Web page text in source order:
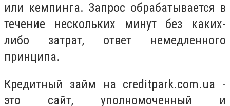
или кемпинга. Запрос обрабатывается в
течение нескольких минут без каких-
либо затрат, ответ немедленного
принципа.
Кредитный займ на creditpark.com.ua -
это сайт, уполномоченный и